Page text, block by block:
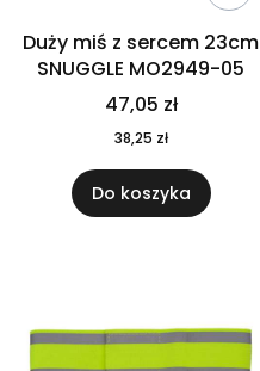
Duży miś z sercem 23cm
SNUGGLE MO2949-05
47,05 zł
38,25 zł
Do koszyka